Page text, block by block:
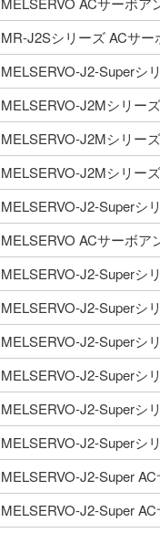
MR-J2Sシリーズ ACサー
MELSERVO-J2-Superシ
MELSERVO-J2Mシリー
MELSERVO-J2Mシリー
MELSERVO-J2Mシリー
MELSERVO-J2-Superシ
MELSERVO ACサーボア
MELSERVO-J2-Superシ
MELSERVO-J2-Superシ
MELSERVO-J2-Superシ
MELSERVO-J2-Superシ
MELSERVO-J2-Superシ
MELSERVO-J2-Superシ
MELSERVO-J2-Super
MELSERVO-J2-Super